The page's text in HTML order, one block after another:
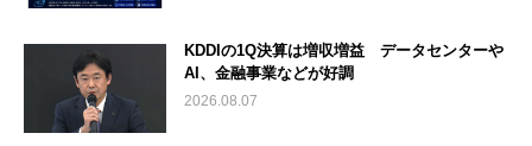
KDDIの1Q決算は増収増益 データセンターや
AI、金融事業などが好調
2026.08.07